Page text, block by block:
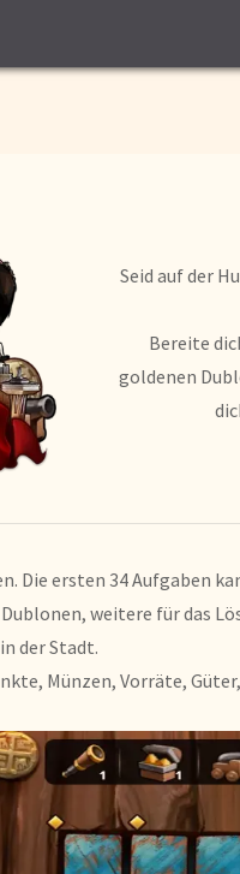
Seid auf der
Bereite
goldenen
Die ersten 34 Aufgaben
weitere für das
der Stadt.
Münzen, Vorräte,